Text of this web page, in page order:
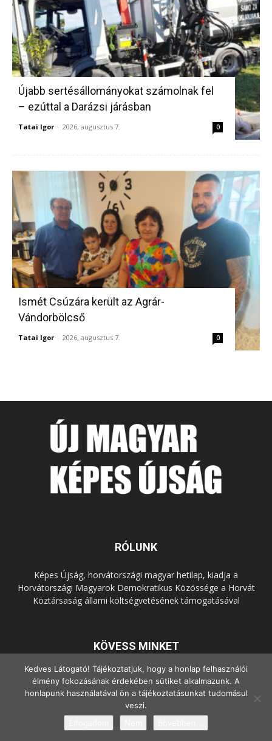
Újabb sertésállományokat számolnak fel
– ezúttal a Darázsi járásban
Tatai Igor - 2026, augusztus 7. 0
Ismét Csúzára került az Agrár-
Vándorbölcső
Tatai Igor - 2026, augusztus 7. 0
RÓLUNK
Képes Újság, horvátországi magyar hetilap, kiadja a
Horvátországi Magyarok Demokratikus Közössége a Horvát
Köztársaság állami költségvetésének támogatásával
KÖVESS MINKET
© Copyright - 2022 Minden jog fenntartva.
Kedves Látogató! Tájékoztatjuk, hogy a honlap felhasználói
élmény fokozásának érdekében sütiket alkalmazunk. A
honlapunk használatával ön a tájékoztatásunkat tudomásul
veszi.